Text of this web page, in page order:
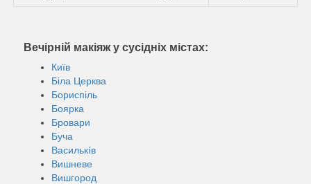
Вечірній макіяж у сусідніх містах:
Київ
Біла Церква
Бориспіль
Боярка
Бровари
Буча
Василькíв
Вишневе
Вишгород